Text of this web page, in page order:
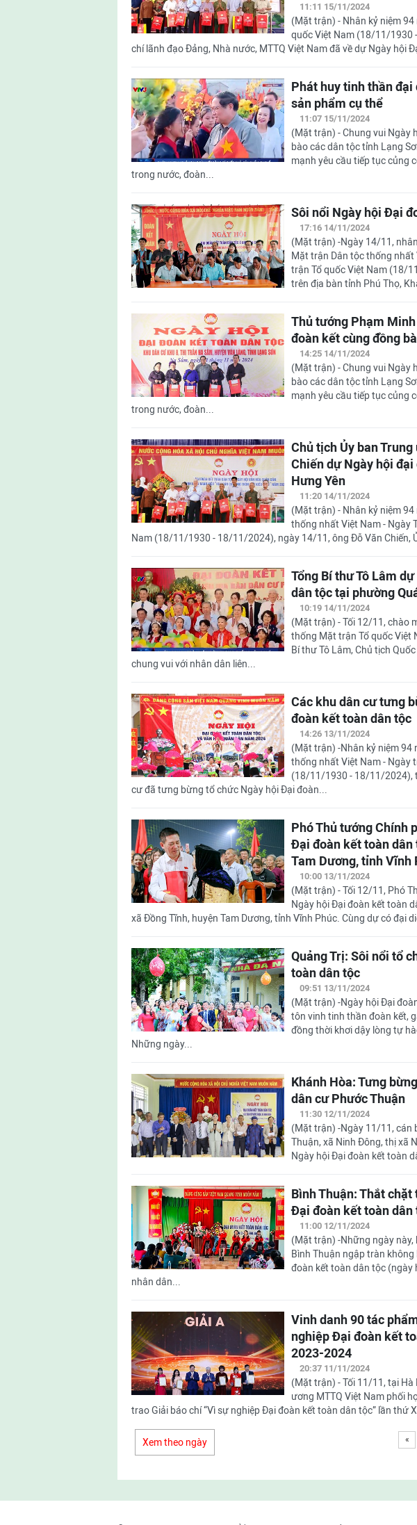
11:11 15/11/2024
(Mặt trận) - Nhân kỷ niệm
quốc Việt Nam (18/11/1930
chí lãnh đạo Đảng, Nhà nước, MTTQ Việt Nam đã về dự Ngày hội
Phát huy tinh thần
sản phẩm cụ thể
11:07 15/11/2024
(Mặt trận) - Chung vui Ngày
bào các dân tộc tỉnh Lạng
mạnh yêu cầu tiếp tục củng
trong nước, đoàn...
Sôi nổi Ngày hội Đại
17:16 14/11/2024
(Mặt trận) -Ngày 14/11,
Mặt trận Dân tộc thống
trận Tổ quốc Việt Nam (18/
trên địa bàn tỉnh Phú Thọ,
Thủ tướng Phạm
đoàn kết cùng đồng
14:25 14/11/2024
(Mặt trận) - Chung vui Ngày
bào các dân tộc tỉnh Lạng
mạnh yêu cầu tiếp tục củng
trong nước, đoàn...
Chủ tịch Ủy ban
Chiến dự Ngày hội
Hưng Yên
11:20 14/11/2024
(Mặt trận) - Nhân kỷ niệm
thống nhất Việt Nam - Ngày
Nam (18/11/1930 - 18/11/2024), ngày 14/11, ông Đỗ Văn Chiến,
Tổng Bí thư Tô Lâm
dân tộc tại phường
10:19 14/11/2024
(Mặt trận) - Tối 12/11, chào
thống Mặt trận Tổ quốc
Bí thư Tô Lâm, Chủ tịch
chung vui với nhân dân liên...
Các khu dân cư tưng
đoàn kết toàn dân tộc
14:26 13/11/2024
(Mặt trận) -Nhân kỷ niệm
thống nhất Việt Nam - Ngày
(18/11/1930 - 18/11/2024),
cư đã tưng bừng tổ chức Ngày hội Đại đoàn...
Phó Thủ tướng Chính
Đại đoàn kết toàn dân
Tam Dương, tỉnh Vĩnh
10:00 13/11/2024
(Mặt trận) - Tối 12/11, Phó
Ngày hội Đại đoàn kết toàn
xã Đồng Tĩnh, huyện Tam Dương, tỉnh Vĩnh Phúc. Cùng dự có đại
Quảng Trị: Sôi nổi tổ
toàn dân tộc
09:51 13/11/2024
(Mặt trận) -Ngày hội Đại
tôn vinh tinh thần đoàn kết,
đồng thời khơi dậy lòng tự
Những ngày...
Khánh Hòa: Tưng
dân cư Phước Thuận
11:30 12/11/2024
(Mặt trận) -Ngày 11/11, cán
Thuận, xã Ninh Đông, thị xã
Ngày hội Đại đoàn kết toàn
Bình Thuận: Thắt
Đại đoàn kết toàn dân
11:00 12/11/2024
(Mặt trận) -Những ngày
Bình Thuận ngập tràn
đoàn kết toàn dân tộc (ngày
nhân dân...
Vinh danh 90 tác
nghiệp Đại đoàn kết
2023-2024
20:37 11/11/2024
(Mặt trận) - Tối 11/11, tại Hà
ương MTTQ Việt Nam phối
trao Giải báo chí “Vì sự nghiệp Đại đoàn kết toàn dân tộc” lần thứ
Xem theo ngày «